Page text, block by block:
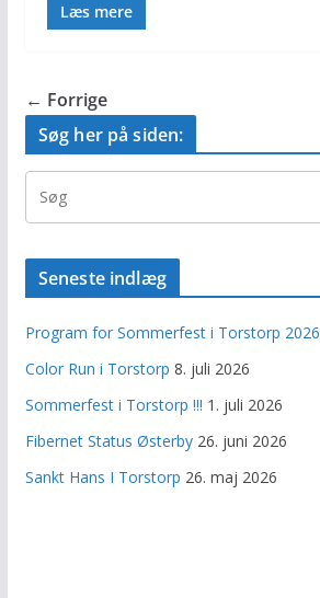
Læs mere
← Forrige
Søg her på siden:
Seneste indlæg
Program for Sommerfest i Torstorp 2026
Color Run i Torstorp 8. juli 2026
Sommerfest i Torstorp !!! 1. juli 2026
Fibernet Status Østerby 26. juni 2026
Sankt Hans I Torstorp 26. maj 2026